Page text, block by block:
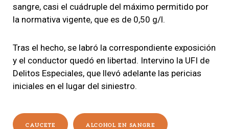
sangre, casi el cuádruple del máximo permitido por
la normativa vigente, que es de 0,50 g/l.
Tras el hecho, se labró la correspondiente exposición
y el conductor quedó en libertad. Intervino la UFI de
Delitos Especiales, que llevó adelante las pericias
iniciales en el lugar del siniestro.
CAUCETE ALCOHOL EN SANGRE